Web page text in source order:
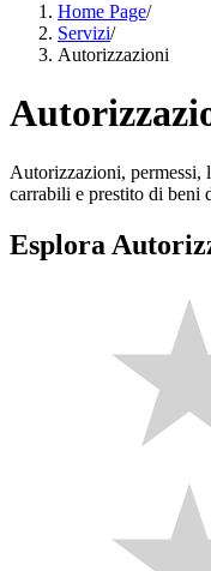
Home Page/
Servizi/
Autorizzazioni
Autorizzazioni, permessi,
carrabili e prestito di beni
Esplora